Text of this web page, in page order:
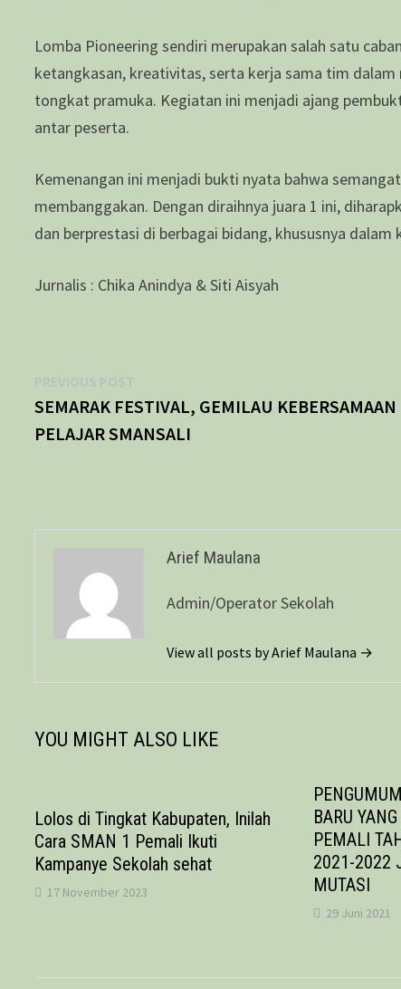
Lomba Pioneering sendiri merupakan salah satu
ketangkasan, kreativitas, serta kerja sama tim
tongkat pramuka. Kegiatan ini menjadi ajang
antar peserta.
Kemenangan ini menjadi bukti nyata bahwa
membanggakan. Dengan diraihnya juara 1 ini,
dan berprestasi di berbagai bidang, khususnya
Jurnalis : Chika Anindya & Siti Aisyah
Navigasi
pos
PREVIOUS POST
post:
SEMARAK FESTIVAL, GEMILAU KEBERSAMAAN
PELAJAR SMANSALI
Arief Maulana
Admin/Operator Sekolah
View all posts by Arief Maulana →
YOU MIGHT ALSO LIKE
Lolos di Tingkat Kabupaten, Inilah
Cara SMAN 1 Pemali Ikuti
Kampanye Sekolah sehat
17 November 2023
BARU
PEMALI
2021-2022
MUTASI
29 Juni 2021